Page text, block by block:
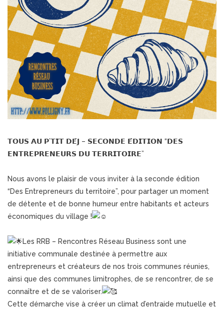
𝗧𝗢𝗨𝗦 𝗔𝗨 𝗣’𝗧𝗜𝗧 𝗗𝗘́𝗝 – 𝗦𝗘𝗖𝗢𝗡𝗗𝗘 𝗘́𝗗𝗜𝗧𝗜𝗢𝗡 “𝗗𝗘𝗦
𝗘𝗡𝗧𝗥𝗘𝗣𝗥𝗘𝗡𝗘𝗨𝗥𝗦 𝗗𝗨 𝗧𝗘𝗥𝗥𝗜𝗧𝗢𝗜𝗥𝗘”
Nous avons le plaisir de vous inviter à la seconde édition
“Des Entrepreneurs du territoire”, pour partager un moment
de détente et de bonne humeur entre habitants et acteurs
économiques du village !
Les RRB – Rencontres Réseau Business sont une
initiative communale destinée à permettre aux
entrepreneurs et créateurs de nos trois communes réunies,
ainsi que des communes limitrophes, de se rencontrer, de se
connaître et de se valoriser.
Cette démarche vise à créer un climat d’entraide mutuelle et